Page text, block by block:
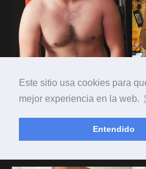
Este sitio usa cookies para
mejor experiencia en la web.
Entendido
LUIS DONALDO
Cambio pérdida de grasa